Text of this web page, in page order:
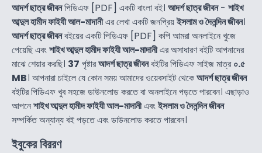
আদর্শ ছাত্র জীবনপিডিএফ [PDF] একটি বাংলা বই। আদর্শ ছাত্র জীবন- শাইখ
আব্দুল হামীদ ফাইযী আল-মাদানীএর লেখা একটি জনপ্রিয়ইসলাম ও দৈনন্দিন জীবন।
আদর্শ ছাত্র জীবনবইয়ের একটি পিডিএফ [PDF] কপি আমরা অনলাইনে খুজে
পেয়েছি এবংশাইখ আব্দুল হামীদ ফাইযী আল-মাদানীএর অসাধারণ বইটি আপনাদের
মাঝে শেয়ার করছি। 37 পৃষ্টারআদর্শ ছাত্র জীবনবইটির পিডিএফ সাইজ মাত্র০.৫
MB। আপনারা চাইলে যে কোন সময় আমাদের ওয়েবসাইট থেকেআদর্শ ছাত্র জীবন
বইটির পিডিএফ খুব সহজে ডাউনলোড করতে বা অনলাইনে পড়তে পারবেন। এছাড়াও
আপনেশাইখ আব্দুল হামীদ ফাইযী আল-মাদানীএবংইসলাম ও দৈনন্দিন জীবন
সম্পর্কিত অন্যান্য বই পড়তে এবং ডাউনলোড করতে পারবেন।
ইবুকের বিররণ